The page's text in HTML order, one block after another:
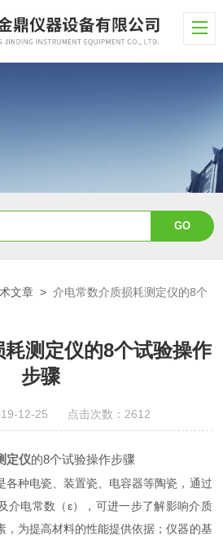
文章 >介电常数介质损耗测定仪的8个
测定仪的8个试验操作
步骤
12-25 点击次数：2612
定仪的8个试验操作步骤
种电瓷、装置瓷、电容器等陶瓷，通过
介电常数（ε），可进一步了解影响介质
，为提高材料的性能提供依据；仪器的基